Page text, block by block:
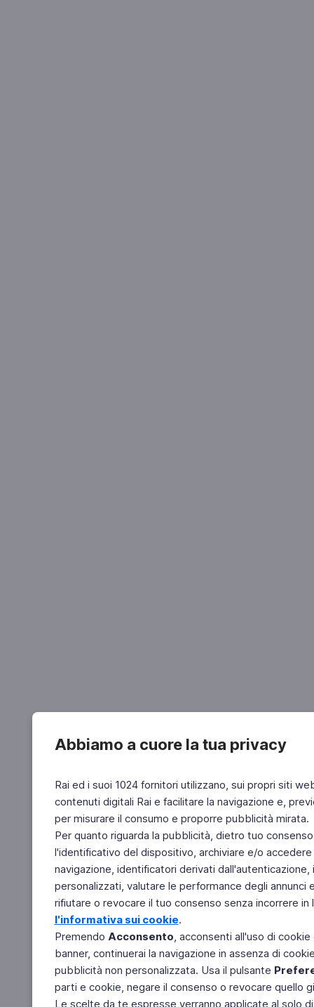
Abbiamo a cuore la tua privacy
Rai ed i suoi 1024 fornitori utilizzano, sui propri siti
contenuti digitali Rai e facilitare la navigazione e,
per misurare il consumo e proporre pubblicità mirata.
Per quanto riguarda la pubblicità, dietro tuo
l'identificativo del dispositivo, archiviare e/o
navigazione, identificatori derivati
personalizzati, valutare le performance degli
rifiutare o revocare il tuo consenso senza incorrere
l'informativa sui cookie.
Premendo Acconsento, acconsenti all'uso di
banner, continuerai la navigazione in assenza di
pubblicità non personalizzata. Usa il pulsante
parti e cookie, negare il consenso o revocare quello
Le scelte da te espresse verranno applicate al solo